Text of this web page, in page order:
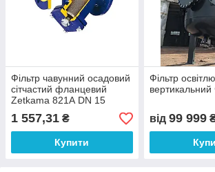
Фільтр чавунний осадовий
сітчастий фланцевий
Zetkama 821А DN 15
1 557,31 ₴
Купити
Фільтр
від 99 999